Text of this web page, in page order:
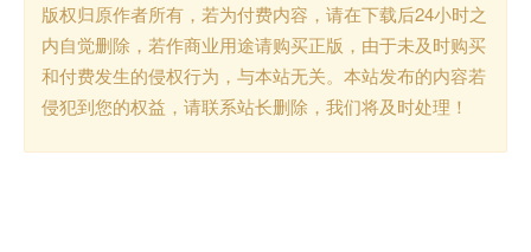
版权归原作者所有，若为付费内容，请在下载后24小时之
内自觉删除，若作商业用途请购买正版，由于未及时购买
和付费发生的侵权行为，与本站无关。本站发布的内容若
侵犯到您的权益，请联系站长删除，我们将及时处理！